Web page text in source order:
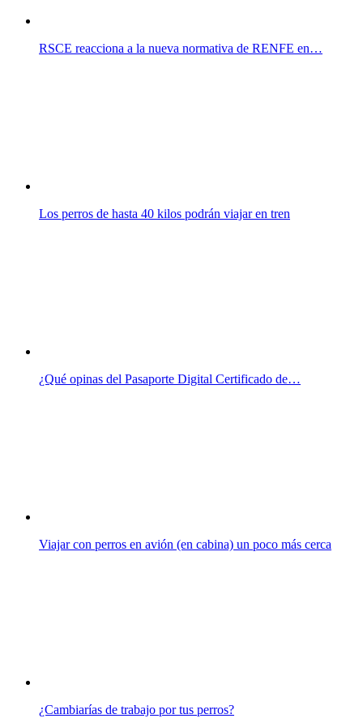
RSCE reacciona a la nueva normativa de RENFE en…
Los perros de hasta 40 kilos podrán viajar en tren
¿Qué opinas del Pasaporte Digital Certificado de…
Viajar con perros en avión (en cabina) un poco más cerca
¿Cambiarías de trabajo por tus perros?